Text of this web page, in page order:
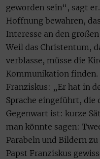
geworden sein“, sagt
Hoffnung bewahren,
Interesse an den
Weil das Christentum,
verblasse, müsse die
Kommunikation finden.
Franziskus: „Er hat in
Sprache eingeführt, die
Gegenwart ist: kurze
man könnte sagen:
Parabeln und Bildern
Papst Franziskus